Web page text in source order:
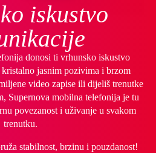
iskustvo
donosi ti vrhunsko iskustvo
jasnim pozivima i brzom
video zapise ili dijeliš trenutke
Supernova mobilna telefonija je tu
povezanost i uživanje u svakom
trenutku.
stabilnost, brzinu i pouzdanost!